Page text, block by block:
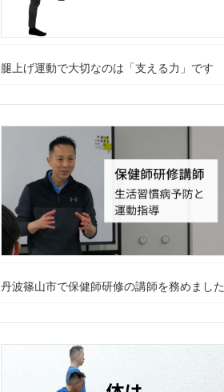
腿上げ運動で大切なのは「支える力」です
丹波篠山市で保健師研修の講師を務めました